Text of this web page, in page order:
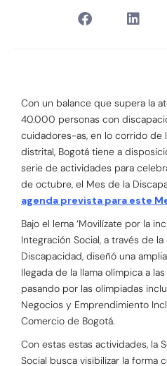
Con un balance que supera la
40.000 personas con
cuidadores-as, en lo corrido de
distrital, Bogotá tiene a
serie de actividades para
de octubre, el Mes de la
agenda prevista para este
Bajo el lema ‘Movilízate por la
Integración Social, a través de
Discapacidad, diseñó una
llegada de la llama olímpica a
pasando por las olimpiadas
Negocios y Emprendimiento
Comercio de Bogotá.
Con estas estas actividades, la
Social busca visibilizar la forma